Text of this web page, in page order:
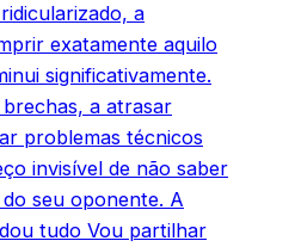
a
exatamente aquilo
significativamente.
a atrasar
problemas técnicos
invisível de não saber
seu oponente. A
tudo Vou partilhar